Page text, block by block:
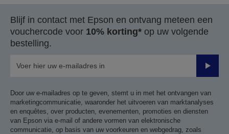
Blijf in contact met Epson en ontvang meteen een
vouchercode voor 10% korting* op uw volgende
bestelling.
Door uw e-mailadres op te geven, stemt u in met het ontvangen van
marketingcommunicatie, waaronder het uitvoeren van marktanalyses
en enquêtes, over producten, evenementen, promoties en diensten
van Epson via e-mail of andere vormen van elektronische
communicatie, op basis van uw voorkeuren en webgedrag, zoals